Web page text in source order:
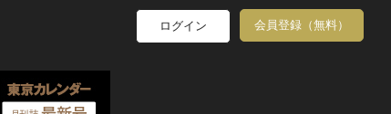
ログイン 会員登録（無料）